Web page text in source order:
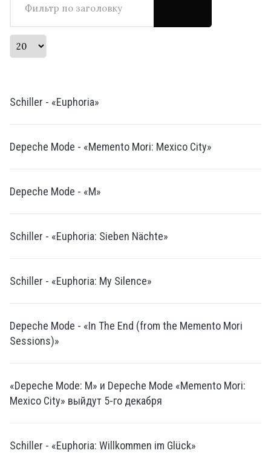
Кол-во строк:
Schiller - «Euphoria»
Depeche Mode - «Memento Mori: Mexico City»
Depeche Mode - «M»
Schiller - «Euphoria: Sieben Nächte»
Schiller - «Euphoria: My Silence»
Depeche Mode - «In The End (from the Memento Mori
Sessions)»
«Depeche Mode: M» и Depeche Mode «Memento Mori:
Mexico City» выйдут 5-го декабря
Schiller - «Euphoria: Willkommen im Glück»